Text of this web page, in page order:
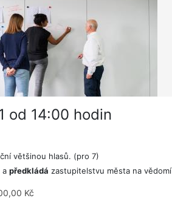
od 14:00 hodin
většinou hlasů. (pro 7)
a předkládá zastupitelstvu města na vědomí
Kč